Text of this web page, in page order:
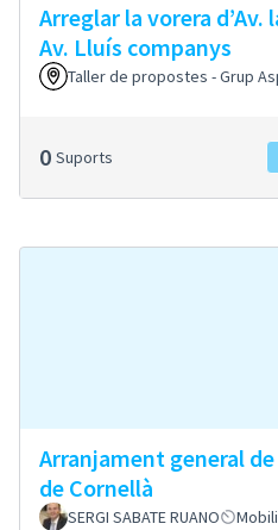
Arreglar la vorera d’Av.
Av. Lluís companys
Taller de propostes - Grup
0 Suports
Arranjament general de
de Cornellà
SERGI SABATE RUANO